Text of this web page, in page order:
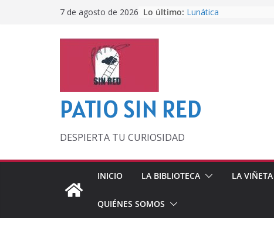
7 de agosto de 2026 Lo último: Lunática
PATIO SIN RED
DESPIERTA TU CURIOSIDAD
INICIO LA BIBLIOTECA LA VIÑETA
QUIÉNES SOMOS